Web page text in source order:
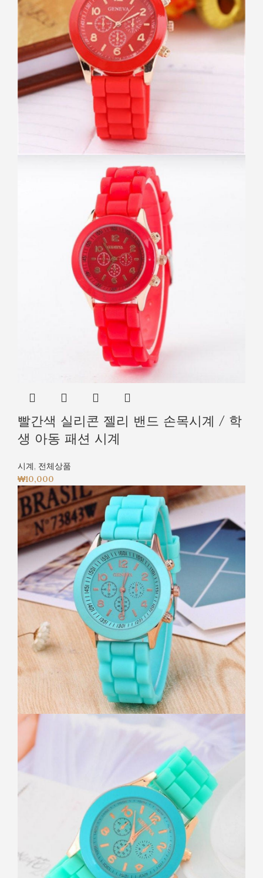
빨간색 실리콘 젤리 밴드 손목시계 / 학
생 아동 패션 시계
시계, 전체상품
₩10,000